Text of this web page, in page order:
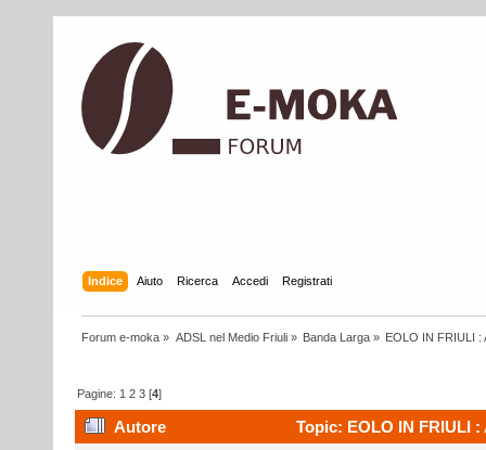
Indice Aiuto Ricerca Accedi Registrati
Forum e-moka » ADSL nel Medio Friuli» Banda Larga» EOLO IN FRIULI :
Pagine: 1 2 3 [4]
Autore
Topic: EOLO IN FRIULI :